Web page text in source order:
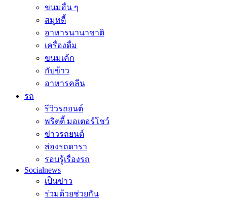
ขนมอื่น ๆ
สมูทตี้
อาหารนานาชาติ
เครื่องดื่ม
ขนมเค้ก
กับข้าว
อาหารคลีน
รถ
รีวิวรถยนต์
พริตตี้ มอเตอร์โชว์
ข่าวรถยนต์
ส่องรถดารา
รอบรู้เรื่องรถ
Socialnews
เป็นข่าว
ร่วมด้วยช่วยกัน